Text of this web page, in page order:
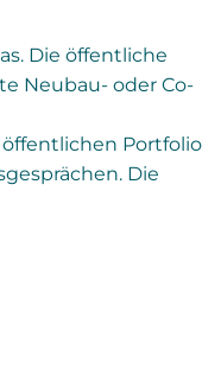
Die öffentliche
Neubau- oder Co-
Portfolio
Die